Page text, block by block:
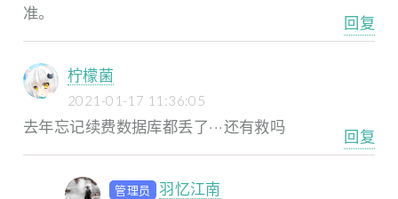
准。
回复
柠檬菌
2021-01-17 11:36:05
去年忘记续费数据库都丢了···还有救吗
回复
管理员 羽忆江南